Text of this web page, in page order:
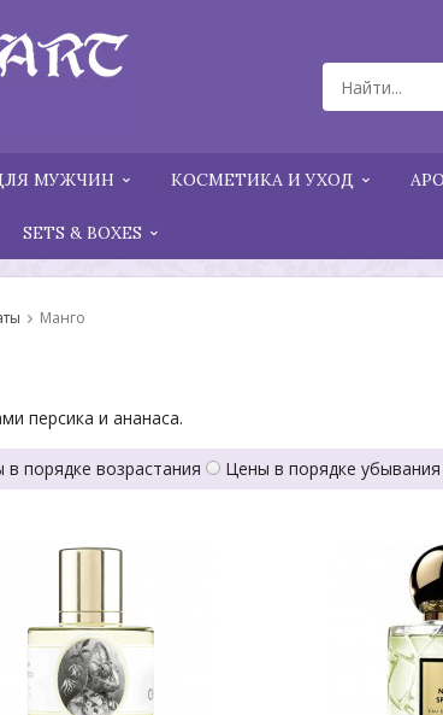
МУЖЧИН КОСМЕТИКА И УХОД
SETS & BOXES
Манго
персика и ананаса.
в порядке возрастания Цены в порядке убывания